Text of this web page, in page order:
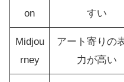
on
すい
Midjou
rney
アート寄りの
力が高い